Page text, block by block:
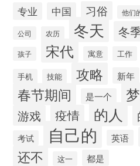
专业 中国 习俗 他们
公司 农历 冬天 冬
孩子 宋代 寓意 工作
手机 技能 攻略 新年
春节期间 是一个
游戏 疫情 的人
考试
自己的 英语
还不 这一 都是